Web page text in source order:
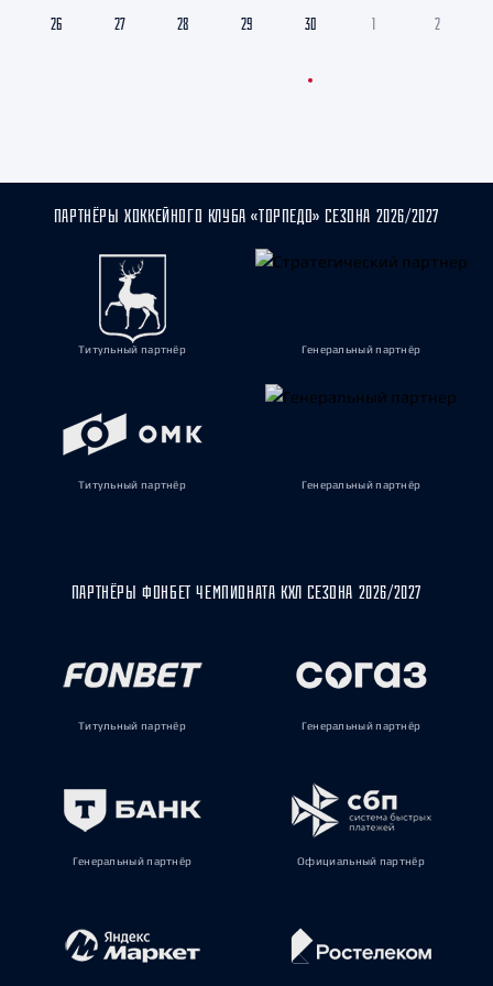
26 27 28 29 30 1 2
ПАРТНЁРЫ ХОККЕЙНОГО КЛУБА «ТОРПЕДО» СЕЗОНА 2026/2027
Титульный партнёр Генеральный партнёр
Титульный партнёр Генеральный партнёр
ПАРТНЁРЫ ФОНБЕТ ЧЕМПИОНАТА КХЛ СЕЗОНА 2026/2027
Титульный партнёр Генеральный партнёр
Генеральный партнёр Официальный партнёр